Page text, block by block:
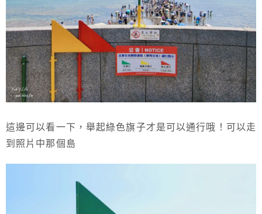
這邊可以看一下，舉起綠色旗子才是可以通行哦！可以走
到照片中那個島